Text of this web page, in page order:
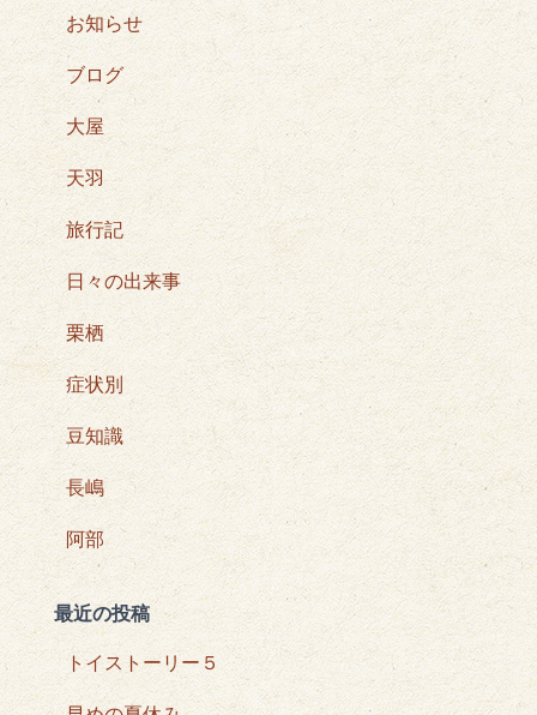
お知らせ
ブログ
大屋
天羽
旅行記
日々の出来事
栗栖
症状別
豆知識
長嶋
阿部
最近の投稿
トイストーリー５